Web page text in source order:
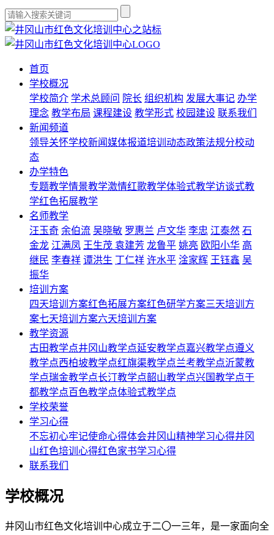
首页
学校概况
学校简介 学术总顾问 院长 组织机构 发展大事记 办学
理念 教学布局 课程建设 教学形式 校园建设 联系我们
新闻频道
领导关怀学校新闻媒体报道培训动态政策法规分校动
态
办学特色
专题教学情景教学激情红歌教学体验式教学访谈式教
学红色拓展教学
名师教学
汪玉奇 余伯流 吴晓敏 罗惠兰 卢文华 李忠 江泰然 石
金龙 江满凤 王生茂 袁建芳 龙鲁平 姚亮 欧阳小华 高
继民 李春祥 谭洪生 丁仁祥 许水平 淦家辉 王钰鑫 吴
振华
培训方案
四天培训方案红色拓展方案红色研学方案三天培训方
案七天培训方案六天培训方案
教学资源
古田教学点井冈山教学点延安教学点嘉兴教学点遵义
教学点西柏坡教学点红旗渠教学点兰考教学点沂蒙教
学点瑞金教学点长汀教学点韶山教学点兴国教学点于
都教学点百色教学点体验式教学点
学校荣誉
学习心得
不忘初心牢记使命心得体会井冈山精神学习心得井冈
山红色培训心得红色家书学习心得
联系我们
学校概况
井冈山市红色文化培训中心成立于二〇一三年，是一家面向全